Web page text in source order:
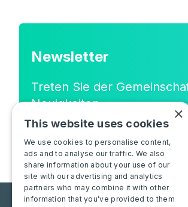
Newsletter
Treten Sie der
Neuigkeiten
oder neuen Funktionen! ×
This website uses cookies
We use cookies to personalise content,
ads and to analyse our traffic. We also
share information about your use of our
site with our advertising and analytics
partners who may combine it with other
information that you’ve provided to them